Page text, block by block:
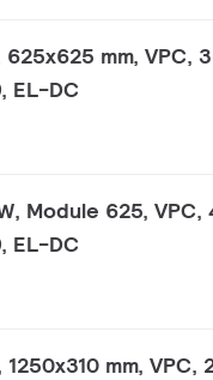
mm, VPC,
EL-DC
Module 625, VPC,
EL-DC
mm, VPC,